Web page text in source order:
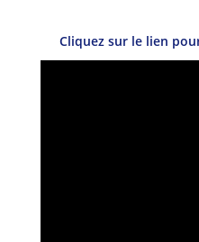
Cliquez sur le lien